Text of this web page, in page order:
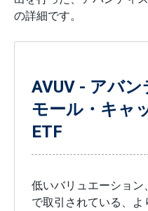
の詳細です。
AVUV - アバン
モール・キャ
ETF
低いバリュエーショ
で取引されている、